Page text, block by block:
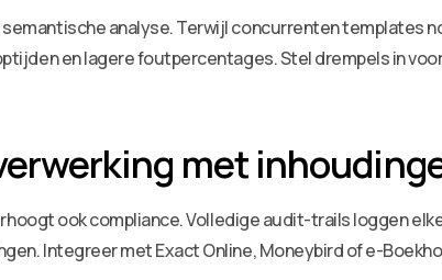
analyse. Terwijl concurrenten templates
en lagere foutpercentages. Stel drempels in
met
ook compliance. Volledige audit-trails loggen elke
Integreer met Exact Online, Moneybird of e-